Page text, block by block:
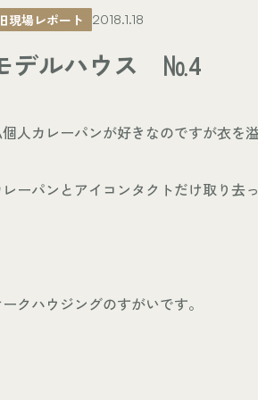
現場レポート 2018.1.18
デルハウス №4
人カレーパンが好きなのですが衣を
レーパンとアイコンタクトだけ取り去
クハウジングのすがいです。